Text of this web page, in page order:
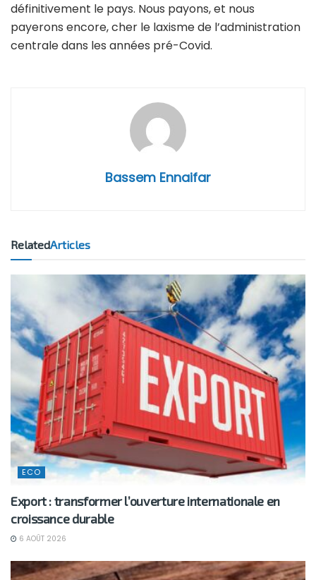
définitivement le pays. Nous payons, et nous
payerons encore, cher le laxisme de l’administration
centrale dans les années pré-Covid.
Bassem Ennaifar
RelatedArticles
ECO
Export : transformer l’ouverture internationale en
croissance durable
6 AOÛT 2026